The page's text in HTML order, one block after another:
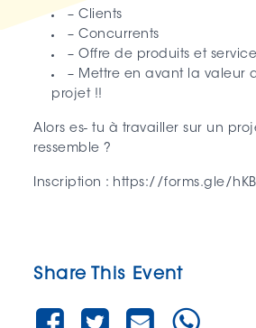
– Clients
– Concurrents
– Offre de produits et
– Mettre en avant la valeur
projet !!
Alors es- tu à travailler sur un
ressemble ?
Inscription : https://forms.gle/
Share This Event